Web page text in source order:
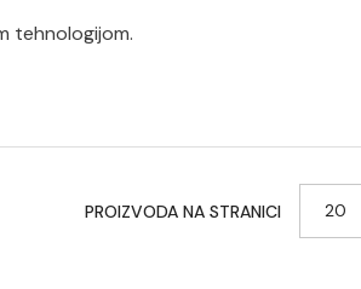
tehnologijom.
PROIZVODA NA STRANICI 20